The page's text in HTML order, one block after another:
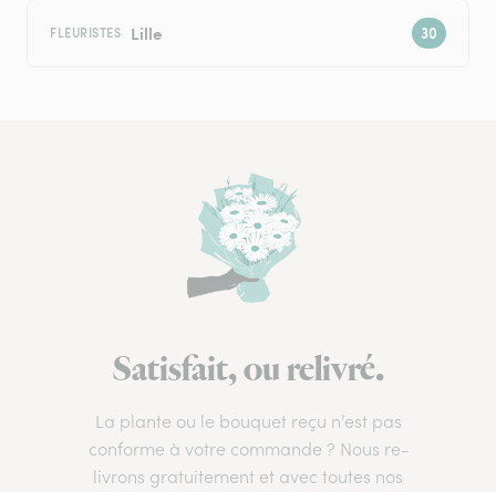
FLEURISTES Lille
Satisfait, ou relivré.
La plante ou le bouquet reçu n’est pas
conforme à votre commande ? Nous re-
livrons gratuitement et avec toutes nos